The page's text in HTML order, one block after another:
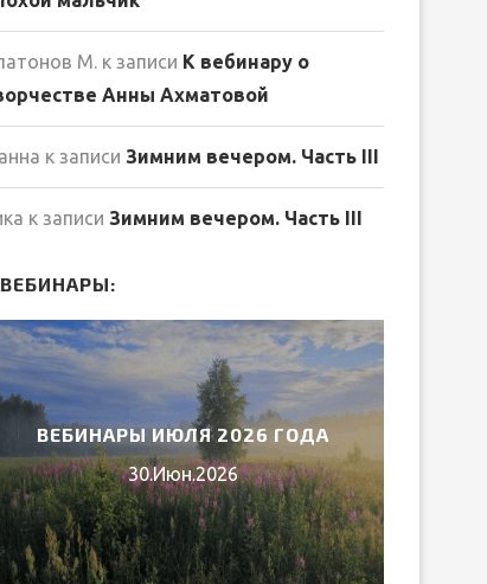
М. к записи К вебинару о
Анны Ахматовой
к записи Зимним вечером. Часть III
к записи Зимним вечером. Часть III
ВЕБИНАРЫ:
ВЕБИНАРЫ ИЮЛЯ 2026 ГОДА
30.Июн.2026